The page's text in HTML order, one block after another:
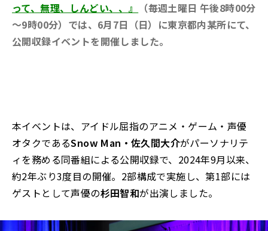
って、無理、しんどい、、』
（毎週土曜日 午後8時00分
～9時00分）では、6月7日（日）に東京都内某所にて、
公開収録イベントを開催しました。
本イベントは、アイドル屈指のアニメ・ゲーム・声優
オタクであるSnow Man・佐久間大介がパーソナリテ
ィを務める同番組による公開収録で、2024年9月以来、
約2年ぶり3度目の開催。2部構成で実施し、第1部には
ゲストとして声優の杉田智和が出演しました。